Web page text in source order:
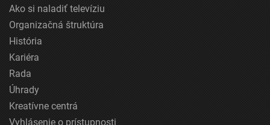
Ako si naladiť televíziu
Organizačná štruktúra
História
Kariéra
Rada
Úhrady
Kreatívne centrá
Vyhlásenie o prístupnosti